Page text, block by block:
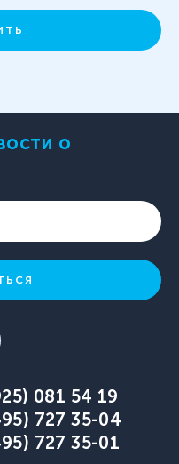
081 54 19
727 35-04
727 35-01
о